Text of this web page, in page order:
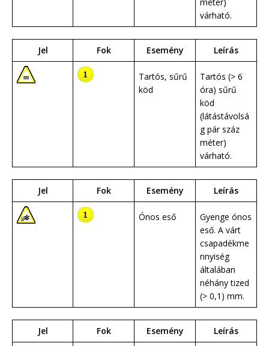
várható.
Jel Fok Esemény Leírás
Tartós, sűrű
köd
Tartós (> 6
óra) sűrű
köd
(látástávolsá
g pár száz
méter)
várható.
Jel Fok Esemény Leírás
Ónos eső
Gyenge ónos
eső. A várt
csapadékme
nnyiség
általában
néhány tized
(> 0,1) mm.
Jel Fok Esemény Leírás